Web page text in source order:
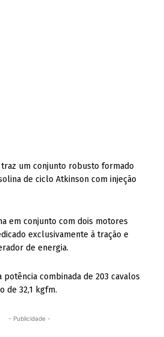
um conjunto robusto formado
de ciclo Atkinson com injeção
em conjunto com dois motores
exclusivamente à tração e
de energia.
potência combinada de 203 cavalos
de 32,1 kgfm.
- Publicidade -